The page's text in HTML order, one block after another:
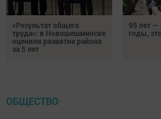
«Результат общего
труда»: в Новошешминске
оценили развитие района
за 5 лет
95 лет —
годы,
ОБЩЕСТВО